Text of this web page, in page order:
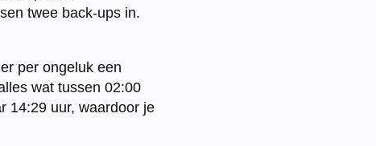
twee back-ups in.
per ongeluk een
wat tussen 02:00
14:29 uur, waardoor je